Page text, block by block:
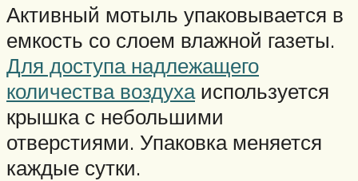
Активный мотыль упаковывается в
емкость со слоем влажной газеты.
Для доступа надлежащего
количества воздухаиспользуется
крышка с небольшими
отверстиями. Упаковка меняется
каждые сутки.